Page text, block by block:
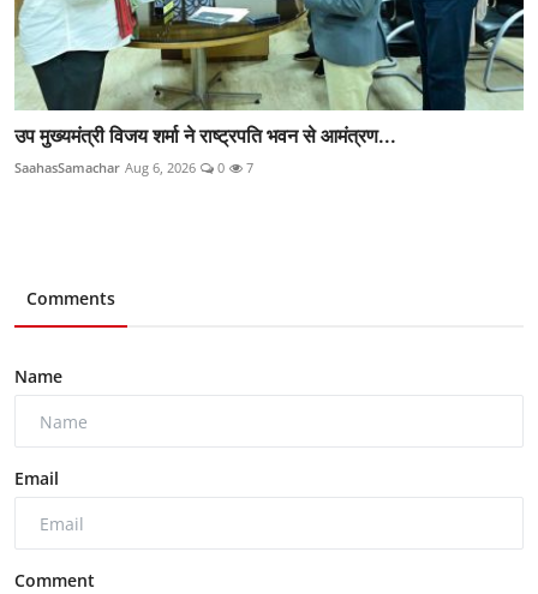
उप मुख्यमंत्री विजय शर्मा ने राष्ट्रपति भवन से आमंत्रण...
SaahasSamachar Aug 6, 2026 0 7
Comments
Name
Email
Comment